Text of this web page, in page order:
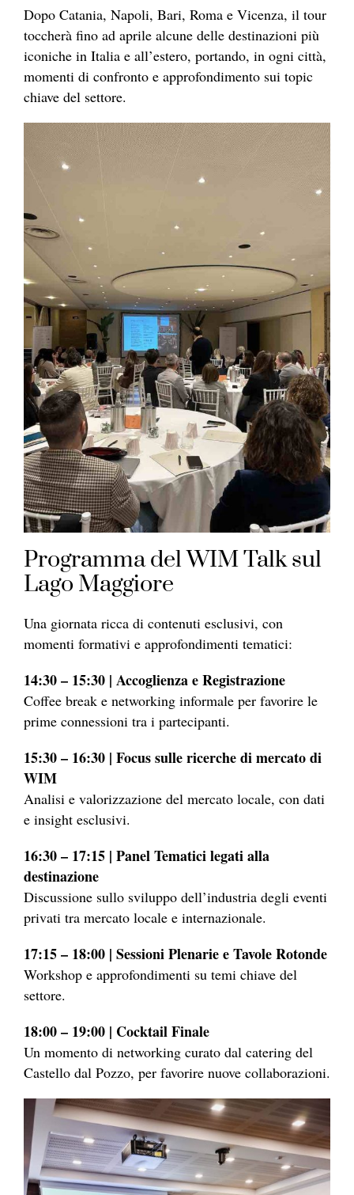
Dopo Catania, Napoli, Bari, Roma e Vicenza, il tour
toccherà fino ad aprile alcune delle destinazioni più
iconiche in Italia e all’estero, portando, in ogni città,
momenti di confronto e approfondimento sui topic
chiave del settore.
Programma del WIM Talk sul
Lago Maggiore
Una giornata ricca di contenuti esclusivi, con
momenti formativi e approfondimenti tematici:
14:30 – 15:30 | Accoglienza e Registrazione
Coffee break e networking informale per favorire le
prime connessioni tra i partecipanti.
15:30 – 16:30 | Focus sulle ricerche di mercato di
WIM
Analisi e valorizzazione del mercato locale, con dati
e insight esclusivi.
16:30 – 17:15 | Panel Tematici legati alla
destinazione
Discussione sullo sviluppo dell’industria degli eventi
privati tra mercato locale e internazionale.
17:15 – 18:00 | Sessioni Plenarie e Tavole Rotonde
Workshop e approfondimenti su temi chiave del
settore.
18:00 – 19:00 | Cocktail Finale
Un momento di networking curato dal catering del
Castello dal Pozzo, per favorire nuove collaborazioni.